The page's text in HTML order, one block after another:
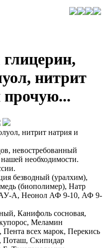
нитрит
прочую...
невостребованный
необходимости.
безводный (уралхим),
(биополимер), Натр
А, Неонол АФ 9-10, АФ 9-
Канифоль сосновая,
Меламин
всех марок, Перекись
Поташ, Скипидар